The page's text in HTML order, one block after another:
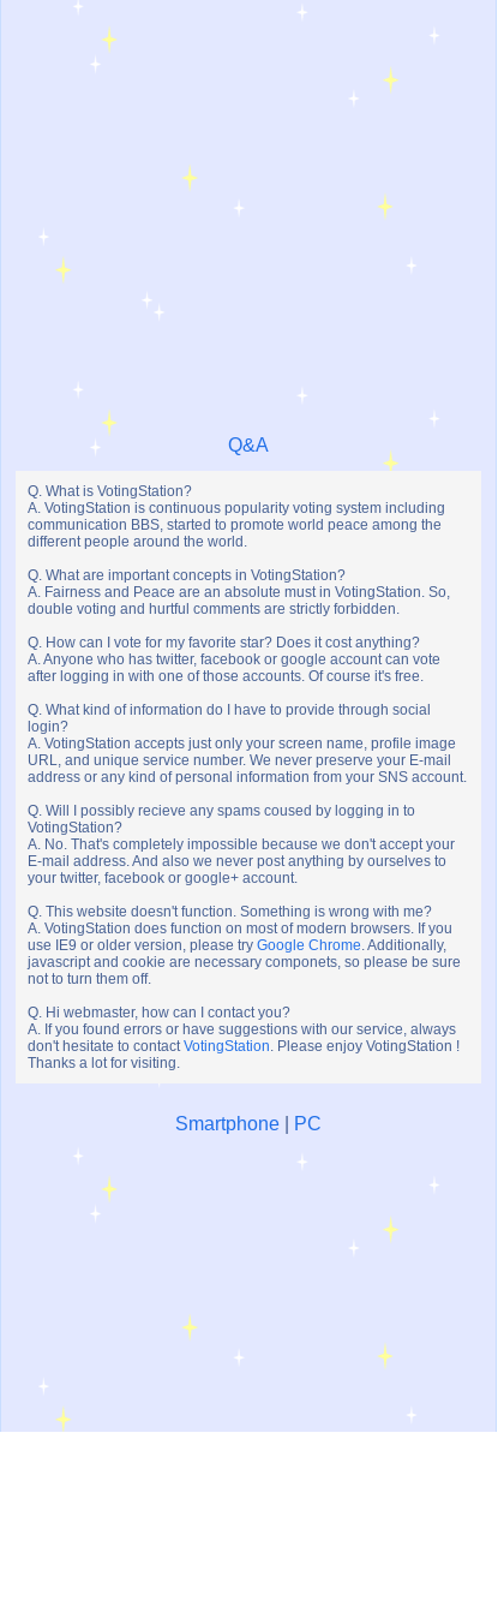
Q&A
Q. What is VotingStation?
A. VotingStation is continuous popularity voting system including
communication BBS, started to promote world peace among the
different people around the world.
Q. What are important concepts in VotingStation?
A. Fairness and Peace are an absolute must in VotingStation. So,
double voting and hurtful comments are strictly forbidden.
Q. How can I vote for my favorite star? Does it cost anything?
A. Anyone who has twitter, facebook or google account can vote
after logging in with one of those accounts. Of course it's free.
Q. What kind of information do I have to provide through social
login?
A. VotingStation accepts just only your screen name, profile image
URL, and unique service number. We never preserve your E-mail
address or any kind of personal information from your SNS account.
Q. Will I possibly recieve any spams coused by logging in to
VotingStation?
A. No. That's completely impossible because we don't accept your
E-mail address. And also we never post anything by ourselves to
your twitter, facebook or google+ account.
Q. This website doesn't function. Something is wrong with me?
A. VotingStation does function on most of modern browsers. If you
use IE9 or older version, please try Google Chrome. Additionally,
javascript and cookie are necessary componets, so please be sure
not to turn them off.
Q. Hi webmaster, how can I contact you?
A. If you found errors or have suggestions with our service, always
don't hesitate to contactVotingStation. Please enjoy VotingStation !
Thanks a lot for visiting.
Smartphone PC